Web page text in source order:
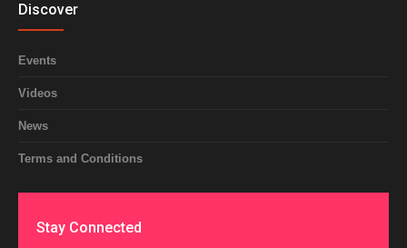
Discover
Events
Videos
News
Terms and Conditions
Stay Connected